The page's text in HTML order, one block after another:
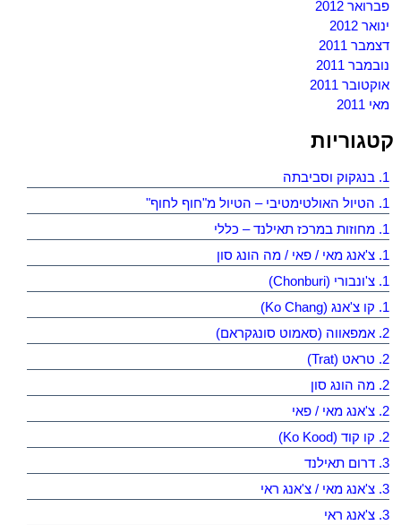
פברואר 2012
ינואר 2012
דצמבר 2011
נובמבר 2011
אוקטובר 2011
מאי 2011
קטגוריות
1. בנגקוק וסביבתה
1. הטיול האולטימטיבי – הטיול מ"חוף לחוף"
1. מחוזות במרכז תאילנד – כללי
1. צ'אנג מאי / פאי / מה הונג סון
1. צ'ונבורי (Chonburi)
1. קו צ'אנג (Ko Chang)
2. אמפאווה (סאמוט סונגקראם)
2. טראט (Trat)
2. מה הונג סון
2. צ'אנג מאי / פאי
2. קו קוד (Ko Kood)
3. דרום תאילנד
3. צ'אנג מאי / צ'אנג ראי
3. צ'אנג ראי